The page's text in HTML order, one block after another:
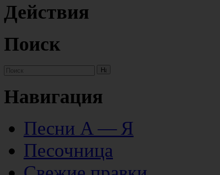
Действия
Поиск
Навигация
Песни А — Я
Песочница